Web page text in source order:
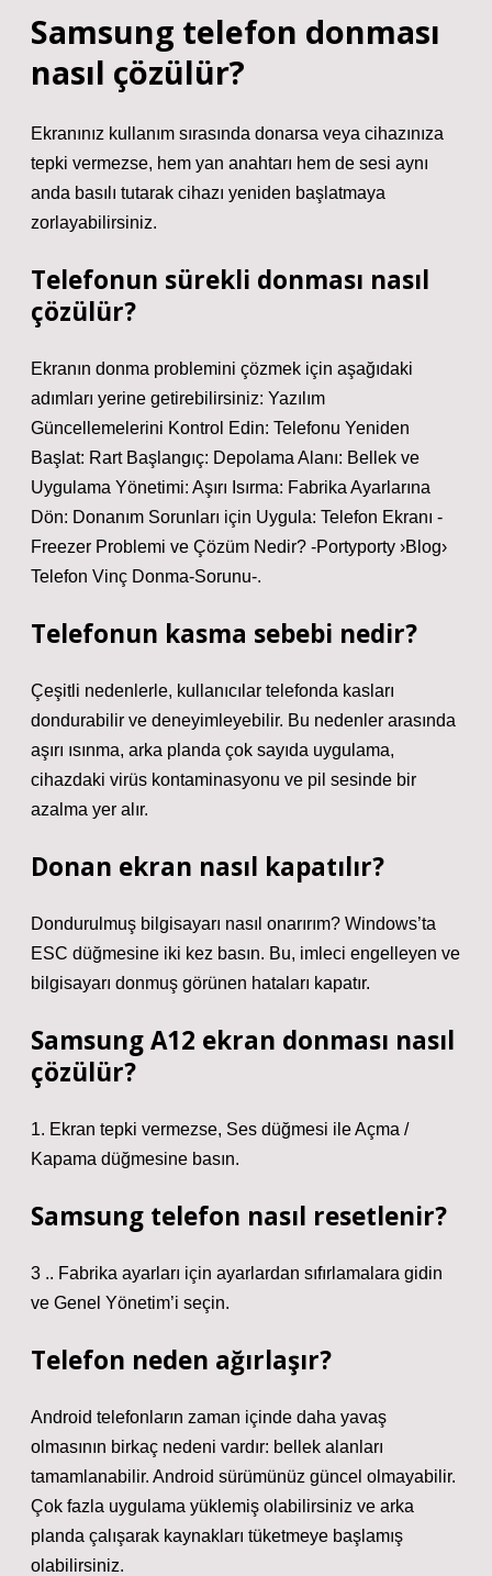
Samsung telefon donması
nasıl çözülür?
Ekranınız kullanım sırasında donarsa veya cihazınıza
tepki vermezse, hem yan anahtarı hem de sesi aynı
anda basılı tutarak cihazı yeniden başlatmaya
zorlayabilirsiniz.
Telefonun sürekli donması nasıl
çözülür?
Ekranın donma problemini çözmek için aşağıdaki
adımları yerine getirebilirsiniz: Yazılım
Güncellemelerini Kontrol Edin: Telefonu Yeniden
Başlat: Rart Başlangıç: Depolama Alanı: Bellek ve
Uygulama Yönetimi: Aşırı Isırma: Fabrika Ayarlarına
Dön: Donanım Sorunları için Uygula: Telefon Ekranı -
Freezer Problemi ve Çözüm Nedir? -Portyporty ›Blog›
Telefon Vinç Donma-Sorunu-.
Telefonun kasma sebebi nedir?
Çeşitli nedenlerle, kullanıcılar telefonda kasları
dondurabilir ve deneyimleyebilir. Bu nedenler arasında
aşırı ısınma, arka planda çok sayıda uygulama,
cihazdaki virüs kontaminasyonu ve pil sesinde bir
azalma yer alır.
Donan ekran nasıl kapatılır?
Dondurulmuş bilgisayarı nasıl onarırım? Windows’ta
ESC düğmesine iki kez basın. Bu, imleci engelleyen ve
bilgisayarı donmuş görünen hataları kapatır.
Samsung A12 ekran donması nasıl
çözülür?
1. Ekran tepki vermezse, Ses düğmesi ile Açma /
Kapama düğmesine basın.
Samsung telefon nasıl resetlenir?
3 .. Fabrika ayarları için ayarlardan sıfırlamalara gidin
ve Genel Yönetim’i seçin.
Telefon neden ağırlaşır?
Android telefonların zaman içinde daha yavaş
olmasının birkaç nedeni vardır: bellek alanları
tamamlanabilir. Android sürümünüz güncel olmayabilir.
Çok fazla uygulama yüklemiş olabilirsiniz ve arka
planda çalışarak kaynakları tüketmeye başlamış
olabilirsiniz.